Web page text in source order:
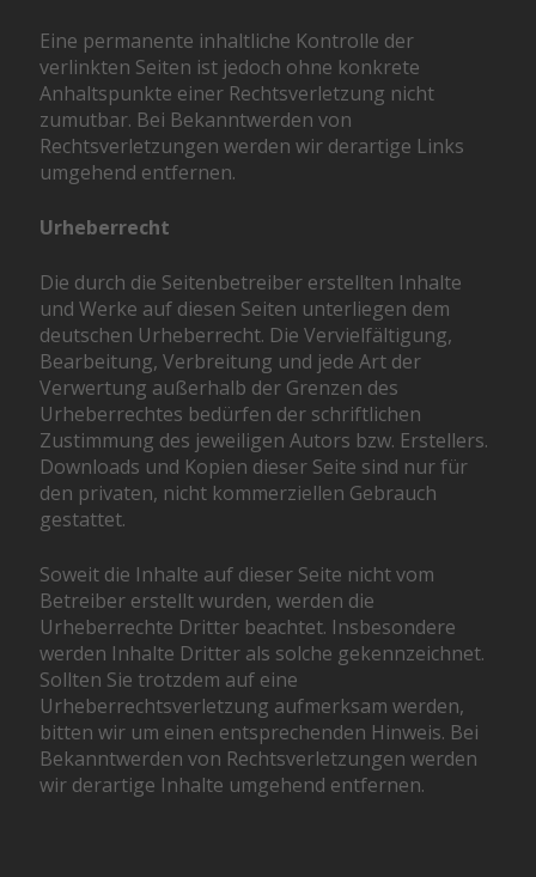
Eine permanente inhaltliche Kontrolle der
verlinkten Seiten ist jedoch ohne konkrete
Anhaltspunkte einer Rechtsverletzung nicht
zumutbar. Bei Bekanntwerden von
Rechtsverletzungen werden wir derartige Links
umgehend entfernen.
Urheberrecht
Die durch die Seitenbetreiber erstellten Inhalte
und Werke auf diesen Seiten unterliegen dem
deutschen Urheberrecht. Die Vervielfältigung,
Bearbeitung, Verbreitung und jede Art der
Verwertung außerhalb der Grenzen des
Urheberrechtes bedürfen der schriftlichen
Zustimmung des jeweiligen Autors bzw. Erstellers.
Downloads und Kopien dieser Seite sind nur für
den privaten, nicht kommerziellen Gebrauch
gestattet.
Soweit die Inhalte auf dieser Seite nicht vom
Betreiber erstellt wurden, werden die
Urheberrechte Dritter beachtet. Insbesondere
werden Inhalte Dritter als solche gekennzeichnet.
Sollten Sie trotzdem auf eine
Urheberrechtsverletzung aufmerksam werden,
bitten wir um einen entsprechenden Hinweis. Bei
Bekanntwerden von Rechtsverletzungen werden
wir derartige Inhalte umgehend entfernen.